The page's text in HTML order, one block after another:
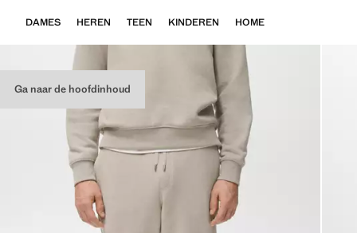
Ga naar de hoofdinhoud
DAMES HEREN TEEN KINDEREN HOME